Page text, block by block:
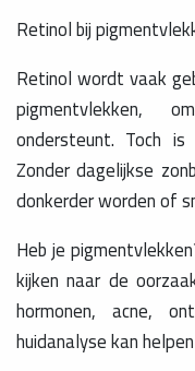
Retinol bij
Retinol wordt vaak
pigmentvlekken,
ondersteunt. Toch
Zonder dagelijkse
donkerder worden of
Heb je
kijken naar de
hormonen, acne,
huidanalyse kan